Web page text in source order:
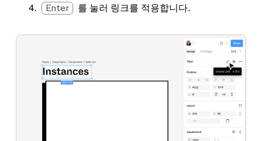
Enter
를 눌러 링크를 적용합니다.